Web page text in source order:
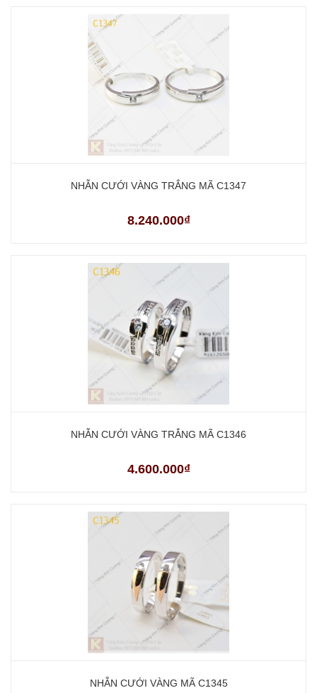
NHẪN CƯỚI VÀNG TRẮNG MÃ C1347
8.240.000₫
NHẪN CƯỚI VÀNG TRẮNG MÃ C1346
4.600.000₫
NHẪN CƯỚI VÀNG MÃ C1345